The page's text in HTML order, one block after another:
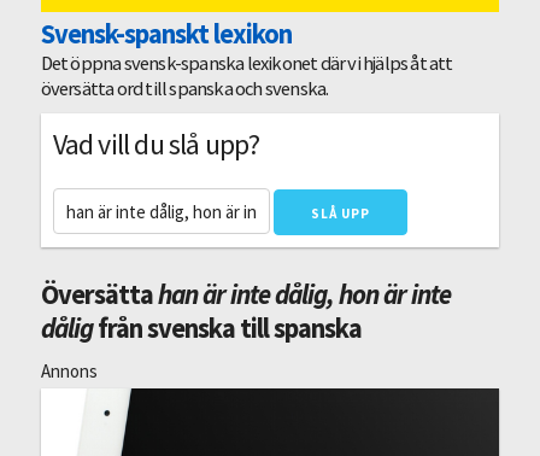
Svensk-spanskt lexikon
Det öppna svensk-spanska lexikonet där vi hjälps åt att
översätta ord till spanska och svenska.
Vad vill du slå upp?
Översättahan är inte dålig, hon är inte
dåligfrån svenska till spanska
Annons